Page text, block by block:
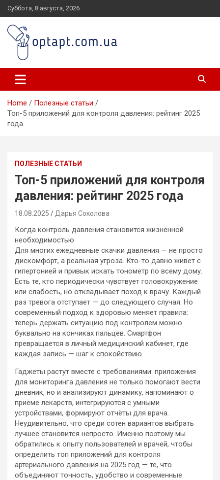
Skip
to
content
Суббота, 8 августа, 2026
optapt.com.ua
Home
Полезные статьи
Топ-5 приложений для контроля давления: рейтинг 2025
года
ПОЛЕЗНЫЕ СТАТЬИ
Топ-5 приложений для контроля
давления: рейтинг 2025 года
18.08.2025 Дарья Соколова
Когда контроль давления становится жизненной
необходимостью
Для многих ежедневные скачки давления — не просто
дискомфорт, а реальная угроза. Кто-то давно живёт с
гипертонией и привык искать тонометр по всему дому.
Есть те, кто периодически чувствует головокружение
или слабость, но откладывает поход к врачу. Каждый
раз тревога отступает — до следующего случая. Но
современный подход к здоровью меняет правила:
теперь держать ситуацию под контролем можно
буквально на кончиках пальцев. Смартфон
превращается в личный медицинский кабинет, где
каждая запись — шаг к спокойствию.
Гаджеты растут вместе с требованиями: приложения
для мониторинга давления не только помогают вести
дневник, но и анализируют динамику, напоминают о
приёме лекарств, интегрируются с умными
устройствами, формируют отчёты для врача.
Неудивительно, что среди сотен вариантов выбрать
лучшее становится непросто. Именно поэтому мы
обратились к опыту пользователей и врачей, чтобы
определить топ приложений для контроля
артериального давления на 2025 год — те, что
объединяют точность, удобство и современные